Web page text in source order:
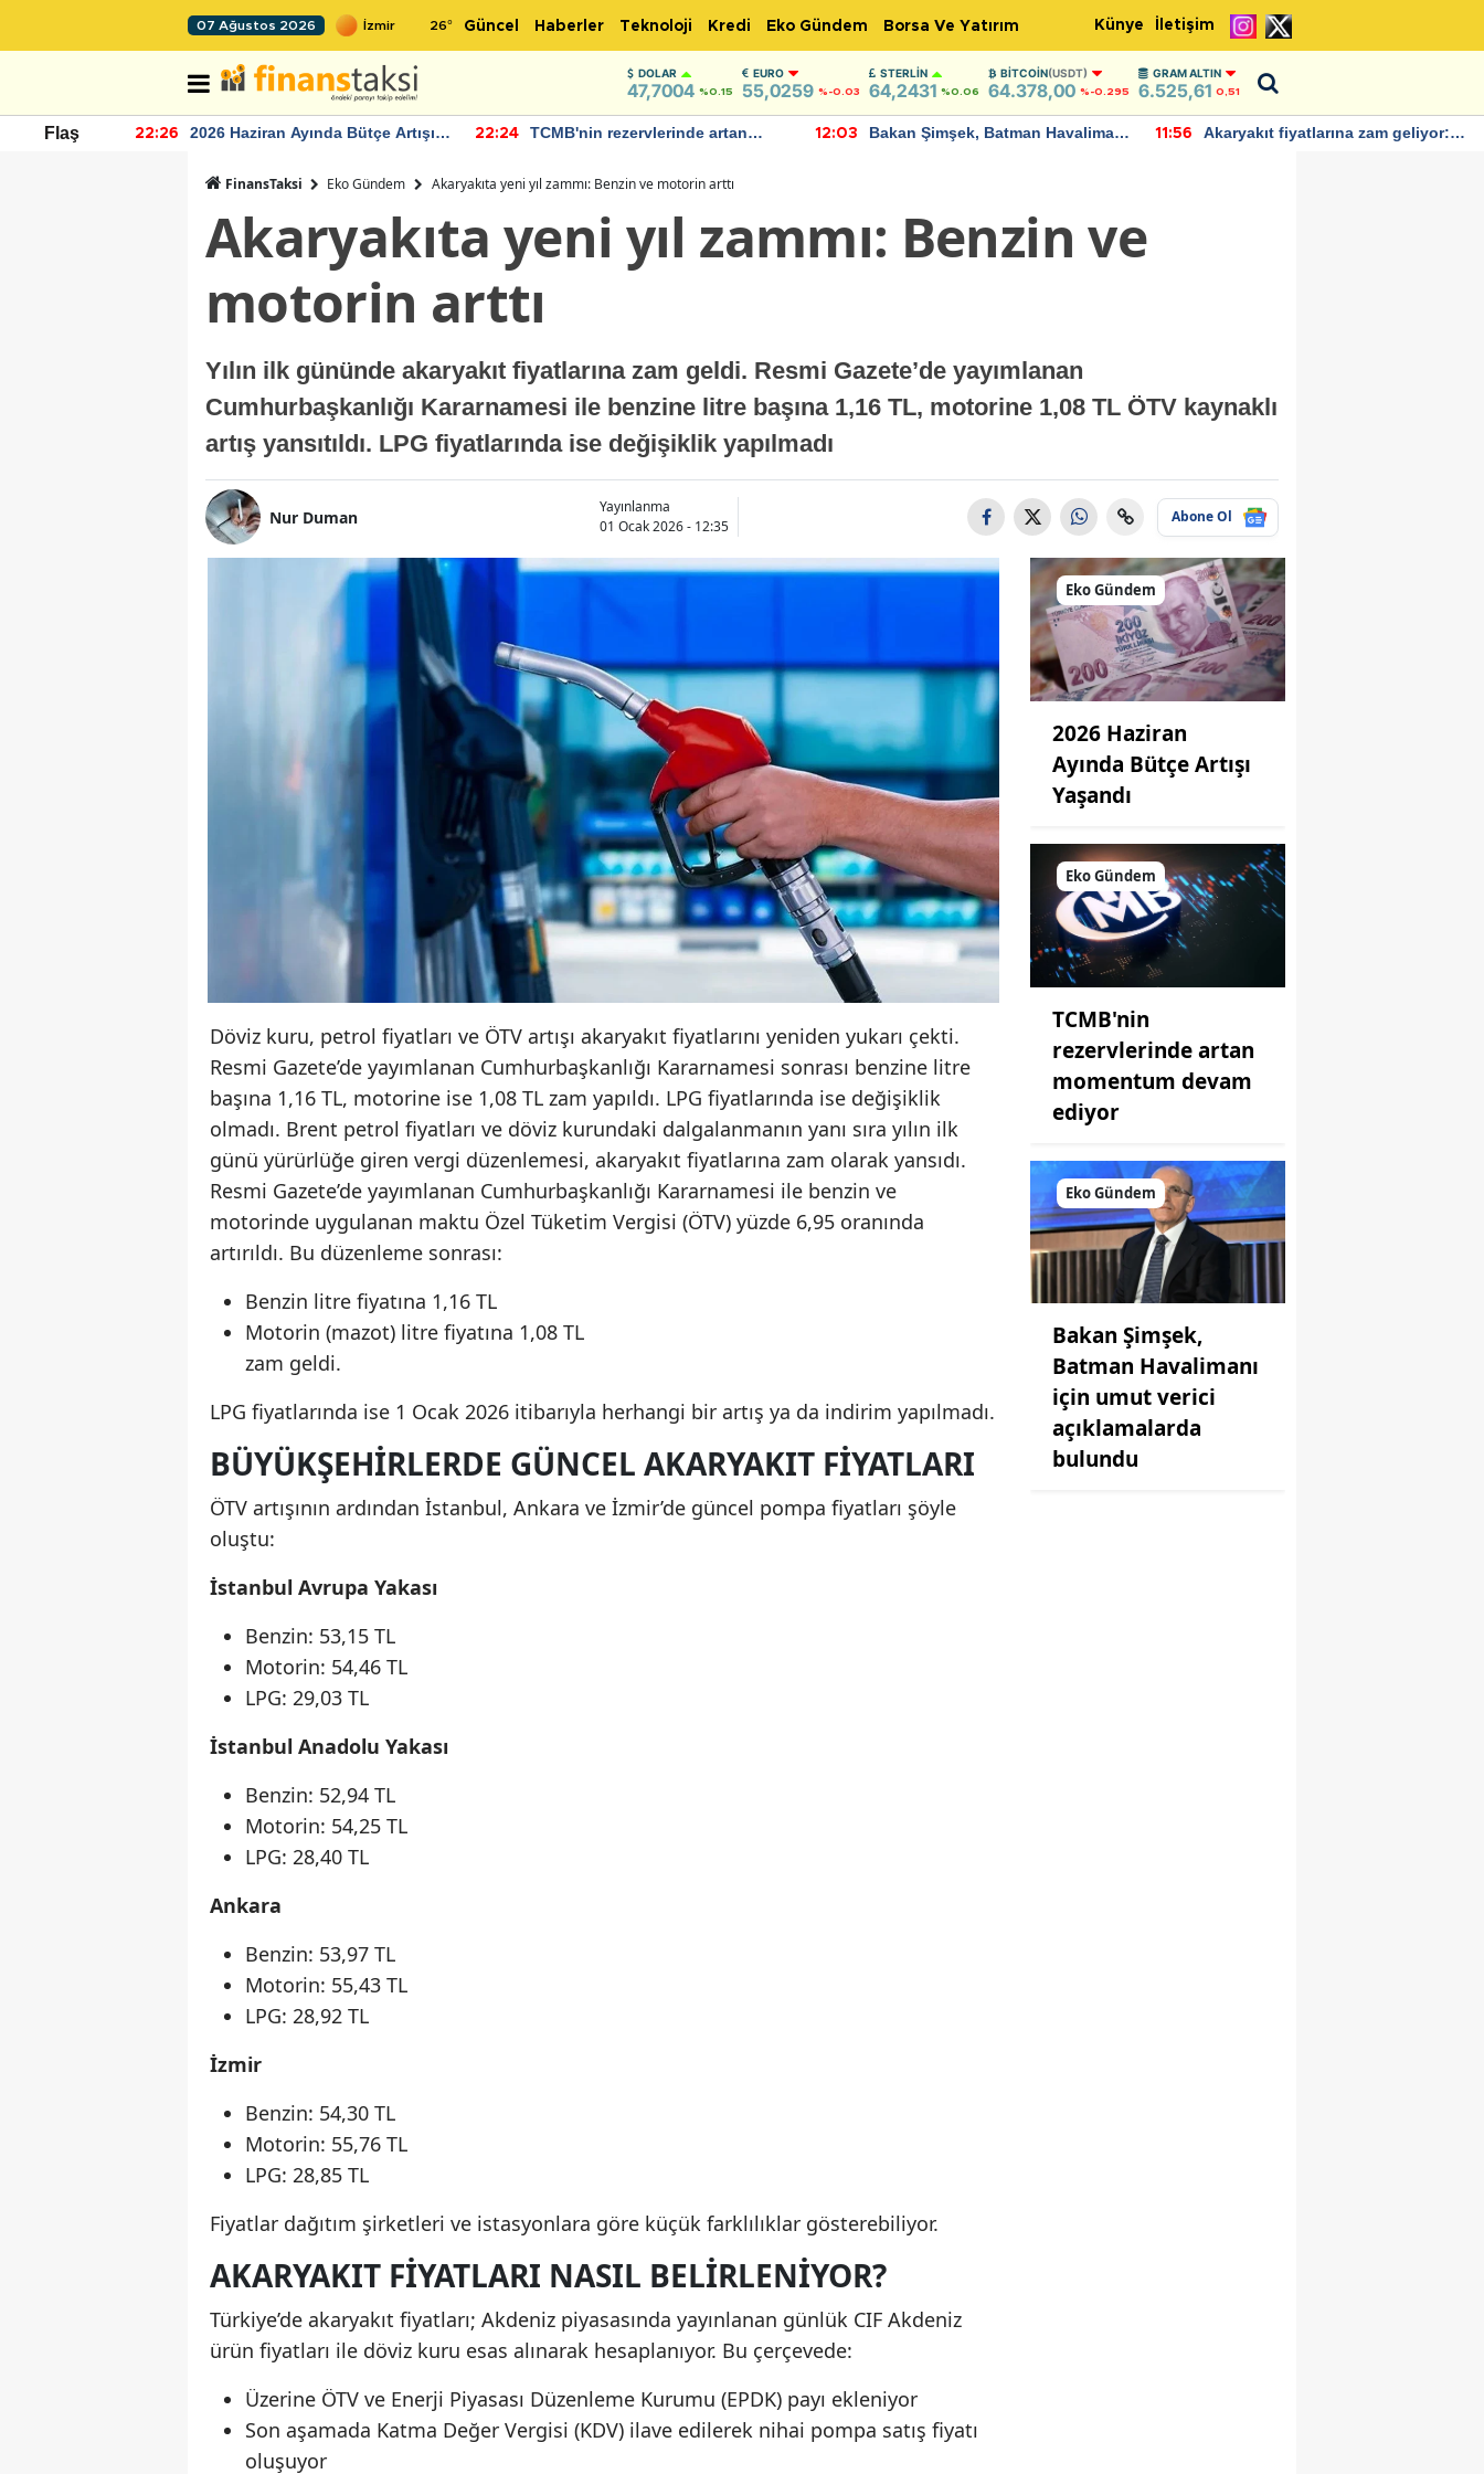
07 Ağustos 2026 26° Güncel Haberler Teknoloji Kredi Eko Gündem Borsa Ve Yatırım Künye İletişim
DOLAR
47,7004 %0.15
EURO
55,0259 %-0.03
STERLIN
64,2431 %0.06
BITCOIN(USDT)
64.378,00 %-0.295
GRAM ALTIN
6.525,61 0,51
Flaş 22:26
2026 Haziran Ayında Bütçe Artışı
22:24
TCMB'nin rezervlerinde artan
12:03
Bakan Şimşek, Batman Havalimanı
11:56
Akaryakıt fiyatlarına zam geliyor:
FinansTaksi Eko Gündem Akaryakıta yeni yıl zammı: Benzin ve motorin arttı
Akaryakıta yeni yıl zammı: Benzin ve
motorin arttı
Yılın ilk gününde akaryakıt fiyatlarına zam geldi. Resmi Gazete’de yayımlanan
Cumhurbaşkanlığı Kararnamesi ile benzine litre başına 1,16 TL, motorine 1,08 TL ÖTV kaynaklı
artış yansıtıldı. LPG fiyatlarında ise değişiklik yapılmadı
Nur Duman
Yayınlanma
01 Ocak 2026 - 12:35
Abone Ol
Döviz kuru, petrol fiyatları ve ÖTV artışı akaryakıt fiyatlarını yeniden yukarı çekti.
Resmi Gazete’de yayımlanan Cumhurbaşkanlığı Kararnamesi sonrası benzine litre
başına 1,16 TL, motorine ise 1,08 TL zam yapıldı. LPG fiyatlarında ise değişiklik
olmadı. Brent petrol fiyatları ve döviz kurundaki dalgalanmanın yanı sıra yılın ilk
günü yürürlüğe giren vergi düzenlemesi, akaryakıt fiyatlarına zam olarak yansıdı.
Resmi Gazete’de yayımlanan Cumhurbaşkanlığı Kararnamesi ile benzin ve
motorinde uygulanan maktu Özel Tüketim Vergisi (ÖTV) yüzde 6,95 oranında
artırıldı. Bu düzenleme sonrası:
Benzin litre fiyatına 1,16 TL
Motorin (mazot) litre fiyatına 1,08 TL
zam geldi.
LPG fiyatlarında ise 1 Ocak 2026 itibarıyla herhangi bir artış ya da indirim yapılmadı.
BÜYÜKŞEHIRLERDE GÜNCEL AKARYAKIT FIYATLARI
ÖTV artışının ardından İstanbul, Ankara ve İzmir’de güncel pompa fiyatları şöyle
oluştu:
İstanbul Avrupa Yakası
Benzin: 53,15 TL
Motorin: 54,46 TL
LPG: 29,03 TL
İstanbul Anadolu Yakası
Benzin: 52,94 TL
Motorin: 54,25 TL
LPG: 28,40 TL
Ankara
Benzin: 53,97 TL
Motorin: 55,43 TL
LPG: 28,92 TL
İzmir
Benzin: 54,30 TL
Motorin: 55,76 TL
LPG: 28,85 TL
Fiyatlar dağıtım şirketleri ve istasyonlara göre küçük farklılıklar gösterebiliyor.
AKARYAKIT FIYATLARI NASIL BELIRLENIYOR?
Türkiye’de akaryakıt fiyatları; Akdeniz piyasasında yayınlanan günlük CIF Akdeniz
ürün fiyatları ile döviz kuru esas alınarak hesaplanıyor. Bu çerçevede:
Üzerine ÖTV ve Enerji Piyasası Düzenleme Kurumu (EPDK) payı ekleniyor
Son aşamada Katma Değer Vergisi (KDV) ilave edilerek nihai pompa satış fiyatı
oluşuyor
Eko Gündem
2026 Haziran
Ayında Bütçe Artışı
Yaşandı
Eko Gündem
TCMB'nin
rezervlerinde artan
momentum devam
ediyor
Eko Gündem
Bakan Şimşek,
Batman Havalimanı
için umut verici
açıklamalarda
bulundu